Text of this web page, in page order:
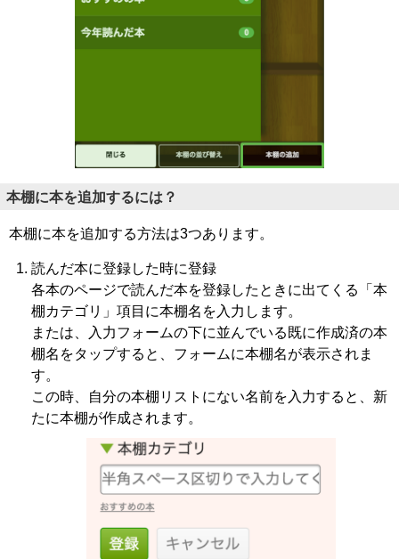
本棚に本を追加するには？
本棚に本を追加する方法は3つあります。
読んだ本に登録した時に登録
各本のページで読んだ本を登録したときに出てくる「本
棚カテゴリ」項目に本棚名を入力します。
または、入力フォームの下に並んでいる既に作成済の本
棚名をタップすると、フォームに本棚名が表示されま
す。
この時、自分の本棚リストにない名前を入力すると、新
たに本棚が作成されます。